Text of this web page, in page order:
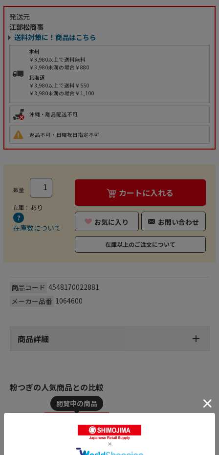
発送元
江部松商事
送料対策に！商品はこちら
本州
￥3,980以上で送料無料
￥3,980未満の場合￥880
北海道
￥3,980以上で送料￥550
￥3,980未満の場合￥1,100
沖縄・離島配送不可
返品不可・日曜祝日指定不可
数量
在庫： あり
在庫数について
カートに入れる
お気に入り お問い合わせ
在庫以上のご注文について
商品コード 4548170022881
メーカー品番 1064600
商品詳細
粉つぎの人気商品との比較